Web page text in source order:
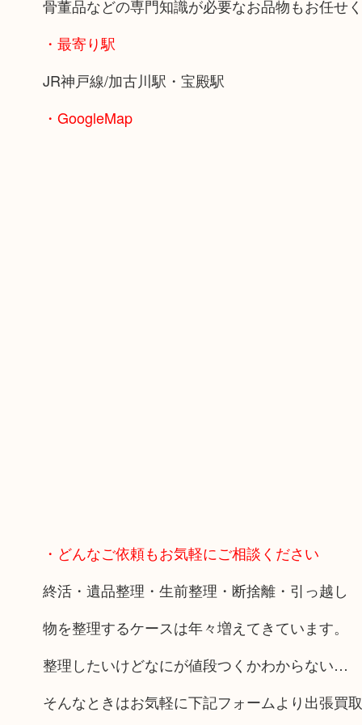
骨董品などの専門知識が必要なお品物もお任せ
・最寄り駅
JR神戸線/加古川駅・宝殿駅
・GoogleMap
・どんなご依頼もお気軽にご相談ください
終活・遺品整理・生前整理・断捨離・引っ越し
物を整理するケースは年々増えてきています。
整理したいけどなにが値段つくかわからない…
そんなときはお気軽に下記フォームより出張買